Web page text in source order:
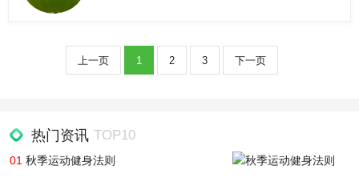
上一页 1 2 3 下一页
热门资讯 TOP10
01 秋季运动健身法则